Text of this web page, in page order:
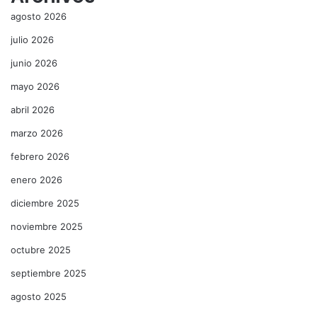
agosto 2026
julio 2026
junio 2026
mayo 2026
abril 2026
marzo 2026
febrero 2026
enero 2026
diciembre 2025
noviembre 2025
octubre 2025
septiembre 2025
agosto 2025